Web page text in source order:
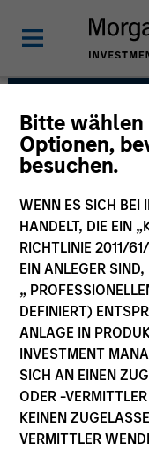
Bitte wählen
Optionen,
besuchen.
WENN ES SICH BEI
HANDELT, DIE EIN
RICHTLINIE 2011/
EIN ANLEGER
„
DEFINIERT)
ANLAGE IN
INVESTMENT
SICH AN EINEN
ODER -
KEINEN
VERMITTLER
Morgan
Tactical
Strategy
Morgan Stanley
private, long-